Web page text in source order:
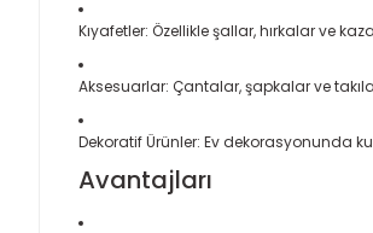
Kıyafetler: Özellikle şallar, hırkalar ve
Aksesuarlar: Çantalar, şapkalar ve
Dekoratif Ürünler: Ev dekorasyonunda
Avantajları